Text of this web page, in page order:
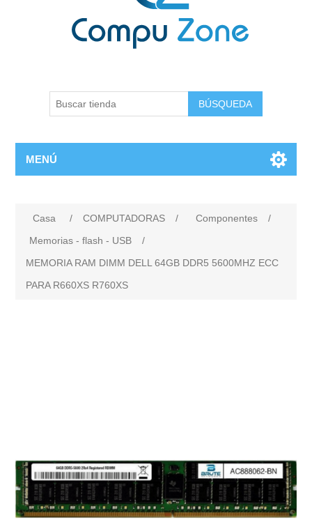
BÚSQUEDA
MENÚ
Casa / COMPUTADORAS / Componentes
/
Memorias - flash - USB
/
MEMORIA RAM DIMM DELL 64GB DDR5 5600MHZ ECC
PARA R660XS R760XS